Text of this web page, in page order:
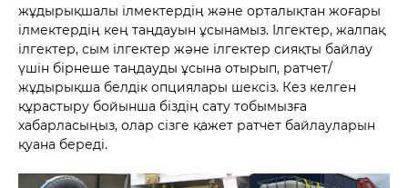
жұдырықшалы ілмектердің және орталықтан жоғары
ілмектердің кең таңдауын ұсынамыз. Ілгектер, жалпақ
ілгектер, сым ілгектер және ілгектер сияқты байлау
үшін бірнеше таңдауды ұсына отырып, ратчет/
жұдырықша белдік опциялары шексіз. Кез келген
құрастыру бойынша біздің сату тобымызға
хабарласыңыз, олар сізге қажет ратчет байлауларын
қуана береді.